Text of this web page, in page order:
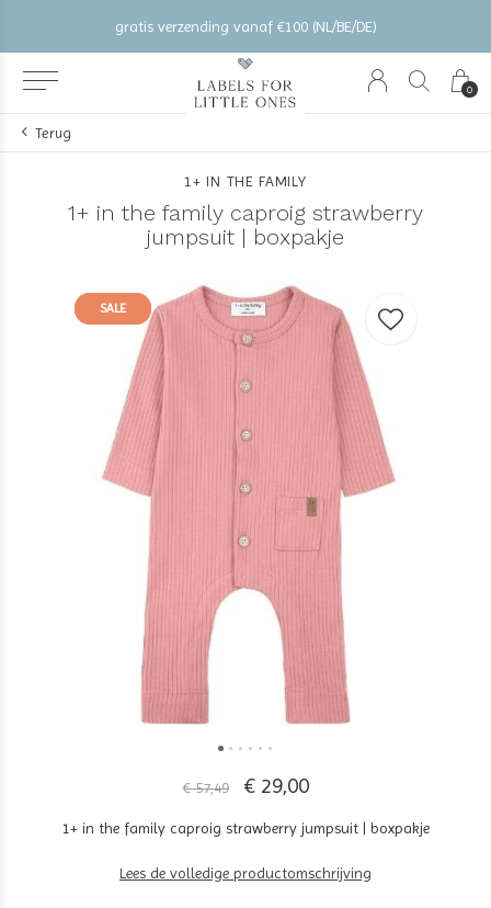
0
gratis verzending vanaf €100 (NL/BE/DE)
Terug
1+ IN THE FAMILY
1+ in the family caproig strawberry
jumpsuit | boxpakje
SALE
SALE
€ 57,49 € 29,00
1+ in the family caproig strawberry jumpsuit | boxpakje
Lees de volledige productomschrijving